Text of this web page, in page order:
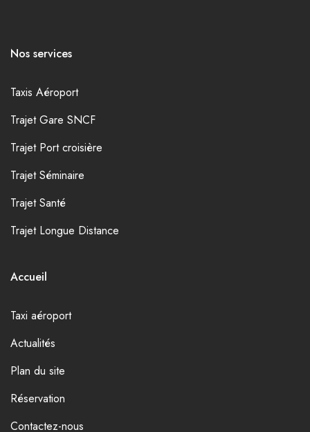
Nos services
Taxis Aéroport
Trajet Gare SNCF
Trajet Port croisière
Trajet Séminaire
Trajet Santé
Trajet Longue Distance
Accueil
Taxi aéroport
Actualités
Plan du site
Réservation
Contactez-nous